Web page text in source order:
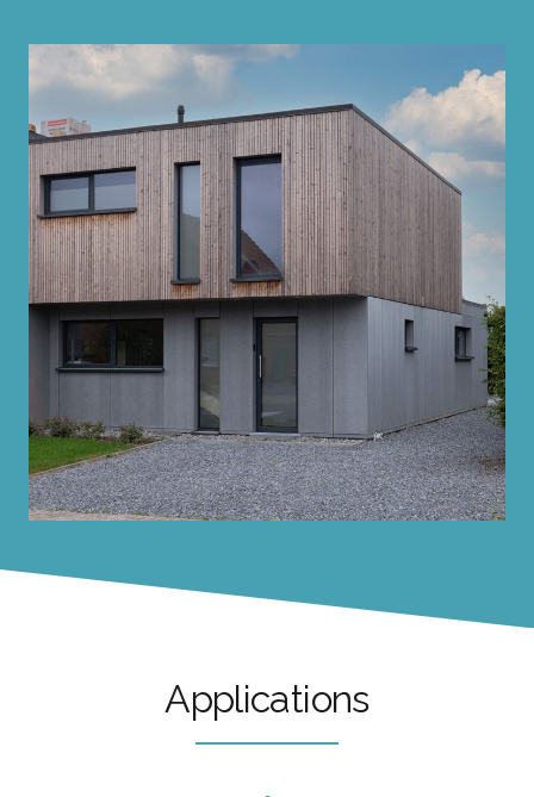
Applications